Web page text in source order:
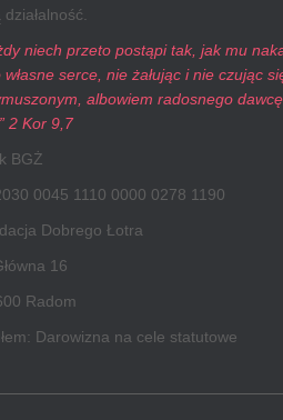
niech przeto postąpi tak, jak mu
własne serce, nie żałując i nie czując
albowiem radosnego dawcę
2 Kor 9,7
BGŻ
0045 1110 0000 0278 1190
Dobrego Łotra
16
Radom
Darowizna na cele statutowe